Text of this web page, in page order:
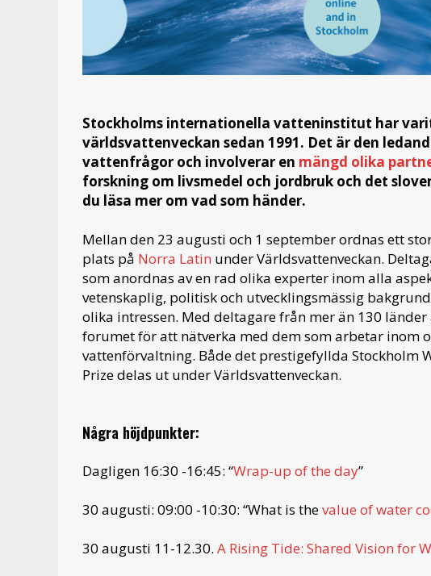
Stockholms internationella vatteninstitut har
världsvattenveckan sedan 1991. Det är den
vattenfrågor och involverar en mängd olika
forskning om livsmedel och jordbruk och det
du läsa mer om vad som händer.
Mellan den 23 augusti och 1 september ordnas ett
plats på Norra Latin under Världsvattenveckan.
som anordnas av en rad olika experter inom alla
vetenskaplig, politisk och utvecklingsmässig
olika intressen. Med deltagare från mer än 130
forumet för att nätverka med dem som arbetar inom
vattenförvaltning. Både det prestigefyllda Stockholm
Prize delas ut under Världsvattenveckan.
Några höjdpunkter:
Dagligen 16:30 -16:45: “Wrap-up of the day”
30 augusti: 09:00 -10:30: “What is thevalue of water
30 augusti 11-12.30. A Rising Tide: Shared Vision for